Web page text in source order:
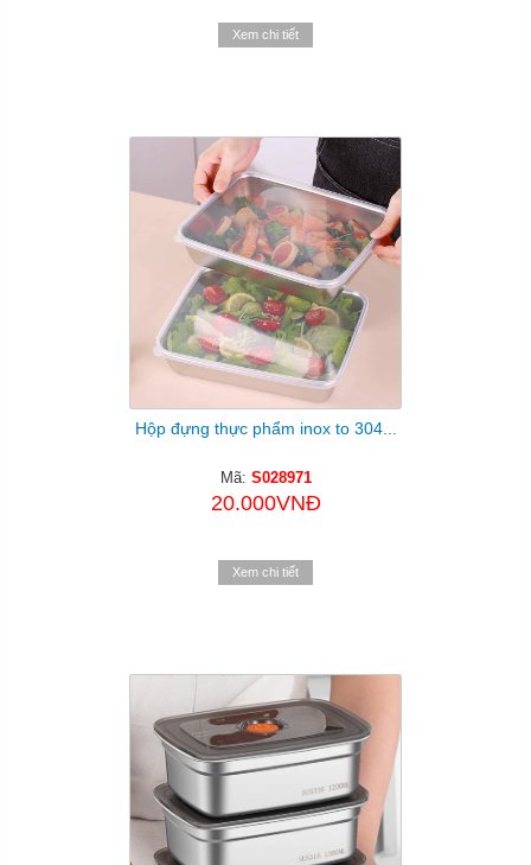
Xem chi tiết
Hộp đựng thực phẩm inox to 304...
Mã: S028971
20.000VNĐ
Xem chi tiết